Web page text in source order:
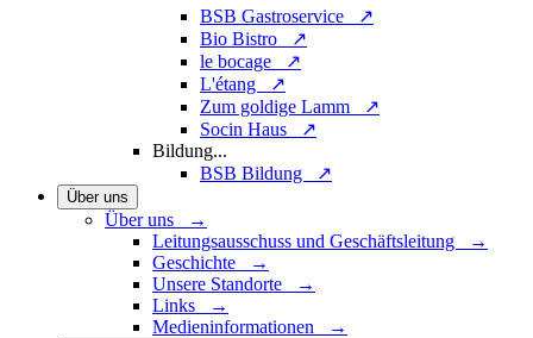
BSB Gastroservice ↗
Bio Bistro ↗
le bocage ↗
L'étang ↗
Zum goldige Lamm ↗
Socin Haus ↗
Bildung...
BSB Bildung ↗
Über uns
Über uns →
Leitungsausschuss und Geschäftsleitung →
Geschichte →
Unsere Standorte →
Links →
Medieninformationen →